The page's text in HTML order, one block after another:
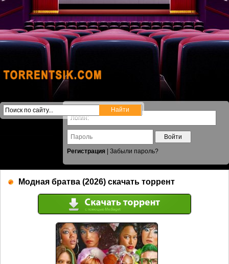
Войти
Регистрация
Забыли пароль?
Модная братва (2026) скачать торрент